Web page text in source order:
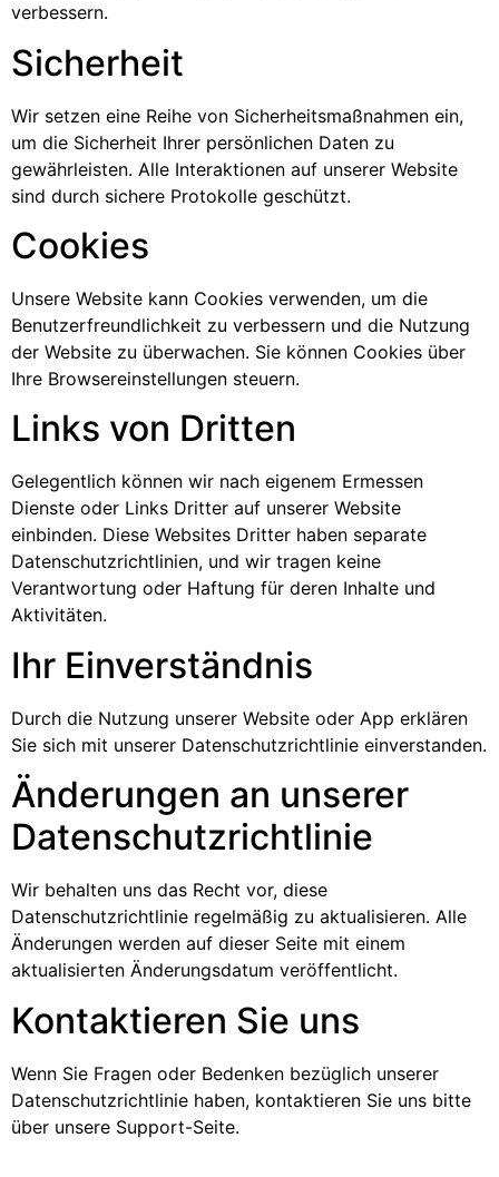
verbessern.
Sicherheit
Wir setzen eine Reihe von Sicherheitsmaßnahmen ein,
um die Sicherheit Ihrer persönlichen Daten zu
gewährleisten. Alle Interaktionen auf unserer Website
sind durch sichere Protokolle geschützt.
Cookies
Unsere Website kann Cookies verwenden, um die
Benutzerfreundlichkeit zu verbessern und die Nutzung
der Website zu überwachen. Sie können Cookies über
Ihre Browsereinstellungen steuern.
Links von Dritten
Gelegentlich können wir nach eigenem Ermessen
Dienste oder Links Dritter auf unserer Website
einbinden. Diese Websites Dritter haben separate
Datenschutzrichtlinien, und wir tragen keine
Verantwortung oder Haftung für deren Inhalte und
Aktivitäten.
Ihr Einverständnis
Durch die Nutzung unserer Website oder App erklären
Sie sich mit unserer Datenschutzrichtlinie einverstanden.
Änderungen an unserer
Datenschutzrichtlinie
Wir behalten uns das Recht vor, diese
Datenschutzrichtlinie regelmäßig zu aktualisieren. Alle
Änderungen werden auf dieser Seite mit einem
aktualisierten Änderungsdatum veröffentlicht.
Kontaktieren Sie uns
Wenn Sie Fragen oder Bedenken bezüglich unserer
Datenschutzrichtlinie haben, kontaktieren Sie uns bitte
über unsere Support-Seite.